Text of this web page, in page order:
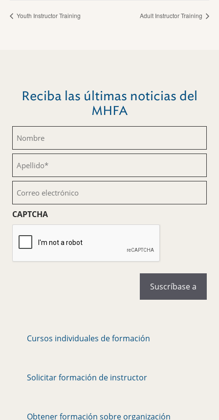
Youth Instructor Training Adult Instructor Training
Reciba las últimas noticias del
MHFA
(Obligatorio)
electrónico
(Obligatorio)
CAPTCHA
Cursos individuales de formación
Solicitar formación de instructor
Obtener formación sobre organización